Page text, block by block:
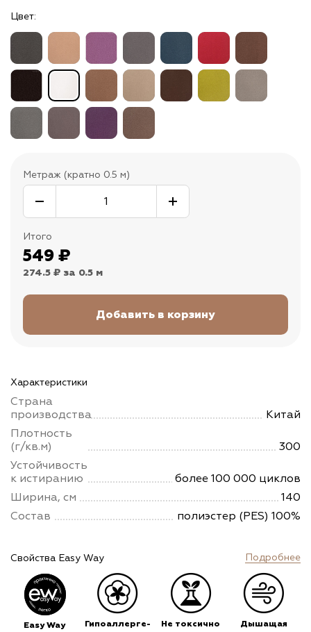
Цвет:
Метраж (кратно 0.5 м)
Итого
549 ₽
274.5 ₽ за 0.5 м
Характеристики
Страна
производства
Китай
Плотность
(г/кв.м)
300
Устойчивость
к истиранию
более 100 000 циклов
Ширина, см
140
Состав
полиэстер (PES) 100%
Свойства Easy Way Подробнее
Easy Way
Гипоаллерге-
Не токсично
Дышащая